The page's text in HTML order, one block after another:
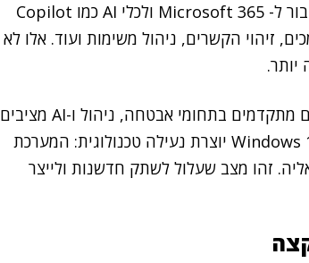
מלאה, ניהול החלונות והמשימות מדויק ויעיל יותר, והחיבור ל- Microsoft 365 ולכלי AI כמו Copilot
זיהוי הקשרים, ניהול משימות ועוד. אלו לא
יותר.
במקביל, העולם הטכנולוגי כבר זז קדימה. יותר ויותר כלים מתקדמים בתחומי אבטחה, ניהול ו-AI מציבים
את Windows 11 כתנאי בסיס. הישארות ממושכת על Windows 10 יוצרת נעילה טכנולוגית: המערכת
זהו מצב שעלול לשתק חדשנות ולייצר